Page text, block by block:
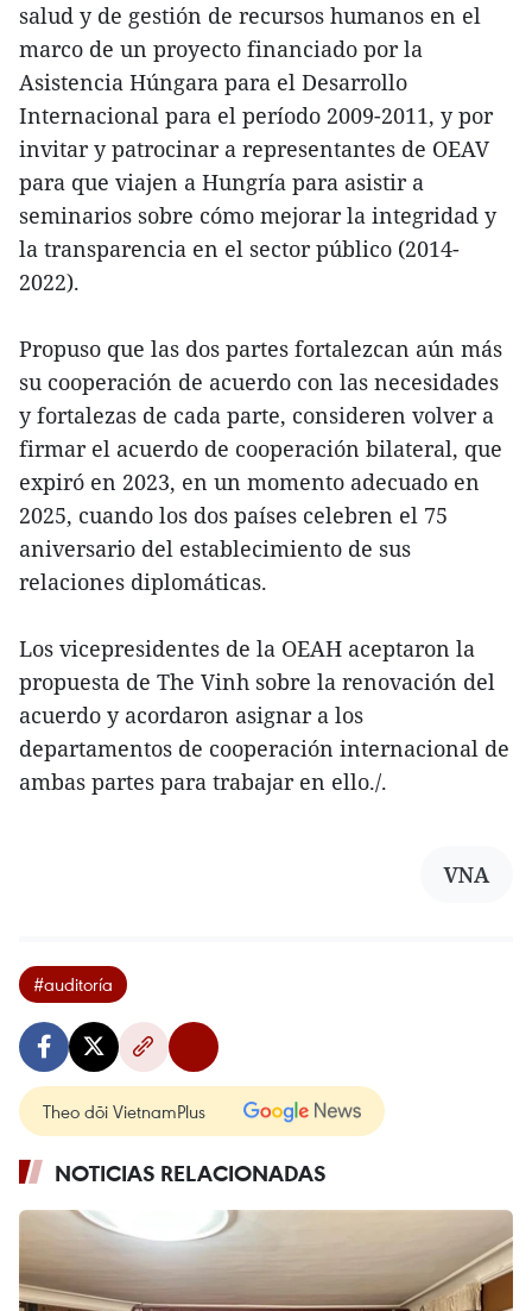
salud y de gestión de recursos humanos en el
marco de un proyecto financiado por la
Asistencia Húngara para el Desarrollo
Internacional para el período 2009-2011, y por
invitar y patrocinar a representantes de OEAV
para que viajen a Hungría para asistir a
seminarios sobre cómo mejorar la integridad y
la transparencia en el sector público (2014-
2022).
Propuso que las dos partes fortalezcan aún más
su cooperación de acuerdo con las necesidades
y fortalezas de cada parte, consideren volver a
firmar el acuerdo de cooperación bilateral, que
expiró en 2023, en un momento adecuado en
2025, cuando los dos países celebren el 75
aniversario del establecimiento de sus
relaciones diplomáticas.
Los vicepresidentes de la OEAH aceptaron la
propuesta de The Vinh sobre la renovación del
acuerdo y acordaron asignar a los
departamentos de cooperación internacional de
ambas partes para trabajar en ello./.
VNA
#auditoría
Theo dõi VietnamPlus
NOTICIAS RELACIONADAS